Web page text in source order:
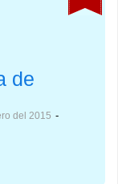
de
del 2015 -